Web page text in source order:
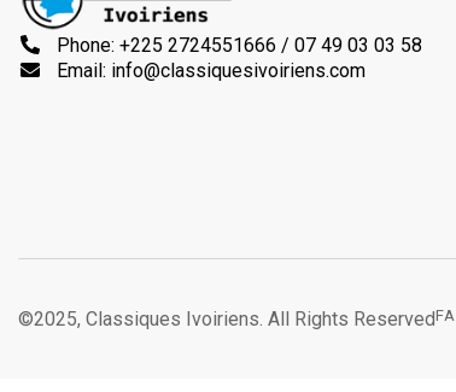
Phone: +225 2724551666 / 07 49 03 03 58
Email: info@classiquesivoiriens.com
©2025, Classiques Ivoiriens. All Rights Reserved